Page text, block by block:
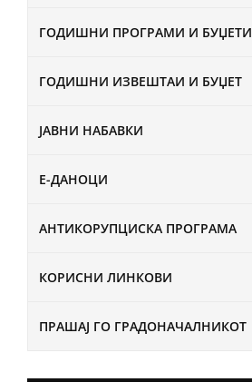
ГОДИШНИ ПРОГРАМИ И БУЏЕТИ
ГОДИШНИ ИЗВЕШТАИ И БУЏЕТ
ЈАВНИ НАБАВКИ
Е-ДАНОЦИ
АНТИКОРУПЦИСКА ПРОГРАМА
КОРИСНИ ЛИНКОВИ
ПРАШАЈ ГО ГРАДОНАЧАЛНИКОТ